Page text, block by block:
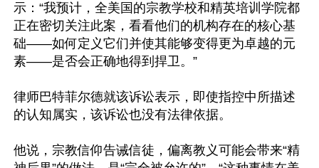
示：“我预计，全美国的宗教学校和精英培训学院都
正在密切关注此案，看看他们的机构存在的核心基
础——如何定义它们并使其能够变得更为卓越的元
素——是否会正确地得到捍卫。”
律师巴特菲尔德就该诉讼表示，即使指控中所描述
的认知属实，该诉讼也没有法律依据。
他说，宗教信仰告诫信徒，偏离教义可能会带来“精